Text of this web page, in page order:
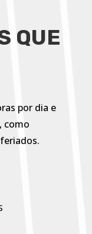
QUE
por dia e
como